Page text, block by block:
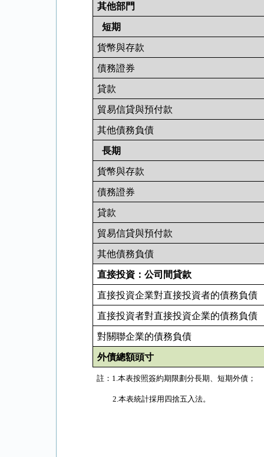
其他部門
短期
貨幣與存款
債務證券
貸款
貿易信貸與預付款
其他債務負債
長期
貨幣與存款
債務證券
貸款
貿易信貸與預付款
其他債務負債
直接投資：公司間貸款
直接投資企業對直接投資者的債務負債
直接投資者對直接投資企業的債務負債
對關聯企業的債務負債
外債總額頭寸
註： 1.本表按照簽約期限劃分長期、短期外債；
2.本表統計採用四捨五入法。